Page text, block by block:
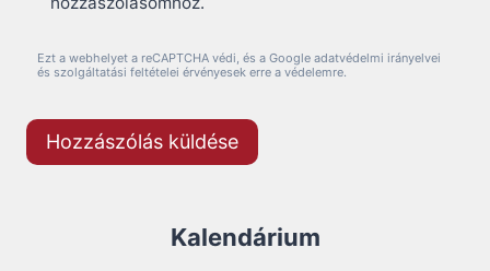
Ezt a webhelyet a reCAPTCHA védi, és a Google adatvédelmi irányelvei
és szolgáltatási feltételei érvényesek erre a védelemre.
Kalendárium